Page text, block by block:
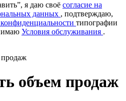
я даю своё согласие на
данных , подтверждаю,
типографии
Условия обслуживания .
продаж
объем продаж